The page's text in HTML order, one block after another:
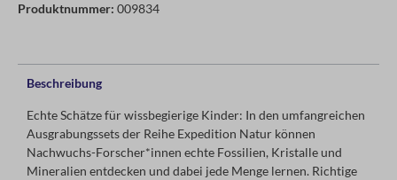
Produktnummer: 009834
Beschreibung
Echte Schätze für wissbegierige Kinder: In den umfangreichen
Ausgrabungssets der Reihe Expedition Natur können
Nachwuchs-Forscher*innen echte Fossilien, Kristalle und
Mineralien entdecken und dabei jede Menge lernen. Richtige